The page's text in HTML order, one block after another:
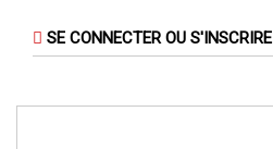
SE CONNECTER OU S'INSCRIRE